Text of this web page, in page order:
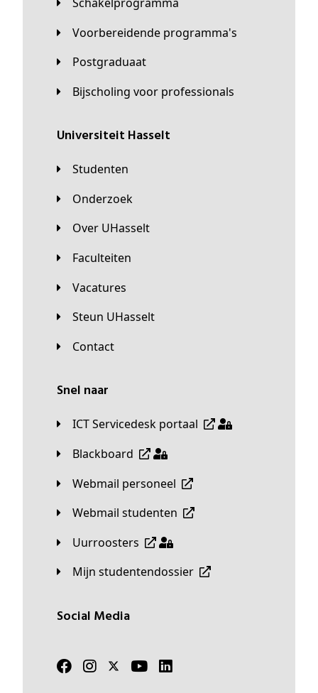
Voorbereidende programma's
Postgraduaat
Bijscholing voor professionals
universiteit Hasselt
Studenten
Onderzoek
Over UHasselt
Faculteiten
Vacatures
Steun UHasselt
Contact
Snel naar
ICT Servicedesk portaal
Blackboard
Webmail personeel
Webmail studenten
Uurroosters
Mijn studentendossier
Social Media